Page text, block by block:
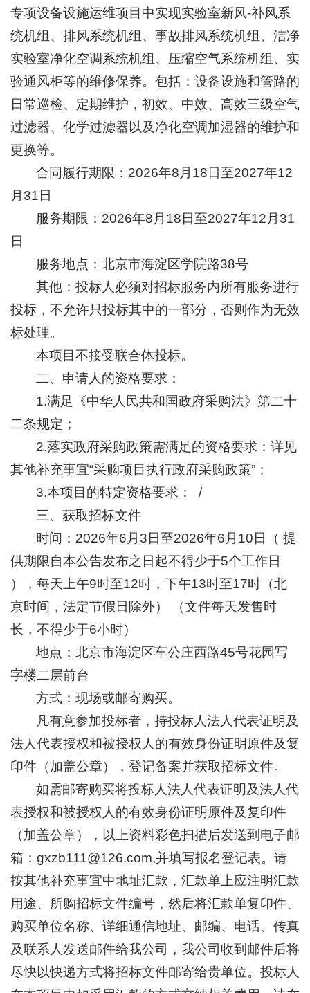
+
+
+
专项设备设施运维项目中实现实验室新风-补风系
统机组、排风系统机组、事故排风系统机组、洁净
实验室净化空调系统机组、压缩空气系统机组、实
验通风柜等的维修保养。包括：设备设施和管路的
日常巡检、定期维护，初效、中效、高效三级空气
过滤器、化学过滤器以及净化空调加湿器的维护和
更换等。
合同履行期限：2026年8月18日至2027年12
月31日
服务期限：2026年8月18日至2027年12月31
日
服务地点：北京市海淀区学院路38号
其他：投标人必须对招标服务内所有服务进行
投标，不允许只投标其中的一部分，否则作为无效
标处理。
本项目不接受联合体投标。
二、申请人的资格要求：
1.满足《中华人民共和国政府采购法》第二十
二条规定；
2.落实政府采购政策需满足的资格要求：详见
其他补充事宜“采购项目执行政府采购政策”；
3.本项目的特定资格要求： /
三、获取招标文件
时间：2026年6月3日至2026年6月10日（ 提
供期限自本公告发布之日起不得少于5个工作日
），每天上午9时至12时，下午13时至17时（北
京时间，法定节假日除外） （文件每天发售时
长，不得少于6小时）
地点：北京市海淀区车公庄西路45号花园写
字楼二层前台
方式：现场或邮寄购买。
凡有意参加投标者，持投标人法人代表证明及
法人代表授权和被授权人的有效身份证明原件及复
印件（加盖公章），登记备案并获取招标文件。
如需邮寄购买将投标人法人代表证明及法人代
表授权和被授权人的有效身份证明原件及复印件
（加盖公章），以上资料彩色扫描后发送到电子邮
箱： gxzb111@126.com,并填写报名登记表。请
按其他补充事宜中地址汇款，汇款单上应注明汇款
用途、所购招标文件编号，然后将汇款单复印件、
购买单位名称、详细通信地址、邮编、电话、传真
及联系人发送邮件给我公司，我公司收到邮件后将
尽快以快递方式将招标文件邮寄给贵单位。投标人